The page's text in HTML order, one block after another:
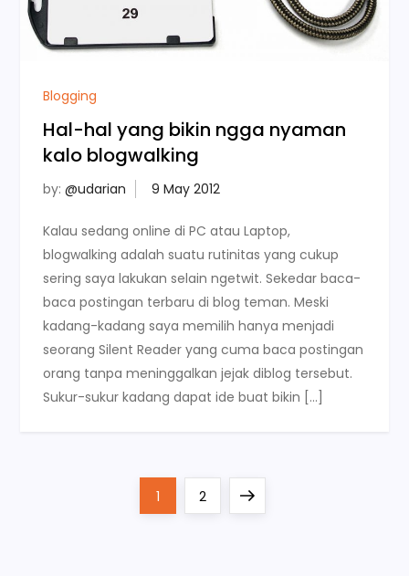
Blogging
Hal-hal yang bikin ngga nyaman
kalo blogwalking
by:@udarian
Kalau sedang online di PC atau Laptop,
blogwalking adalah suatu rutinitas yang cukup
sering saya lakukan selain ngetwit. Sekedar baca-
baca postingan terbaru di blog teman. Meski
kadang-kadang saya memilih hanya menjadi
seorang Silent Reader yang cuma baca postingan
orang tanpa meninggalkan jejak diblog tersebut.
Sukur-sukur kadang dapat ide buat bikin […]
Page
1 Page
2
Next